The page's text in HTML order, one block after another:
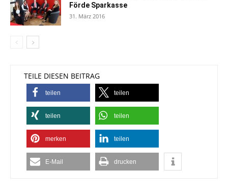
Förde Sparkasse
31. März 2016
TEILE DIESEN BEITRAG
teilen teilen
teilen teilen
merken teilen
E-Mail drucken